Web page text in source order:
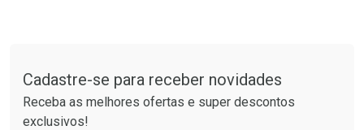
Por R$ 25,27/cada
Por R$ 55,19/cada
Cadastre-se para receber novidades
Receba as melhores ofertas e super descontos
exclusivos!